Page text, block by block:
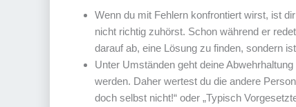
Wenn du mit Fehlern konfrontiert wirst, ist
nicht richtig zuhörst. Schon während er
darauf ab, eine Lösung zu finden, sondern
Unter Umständen geht deine
werden. Daher wertest du die andere
doch selbst nicht!“ oder „Typisch